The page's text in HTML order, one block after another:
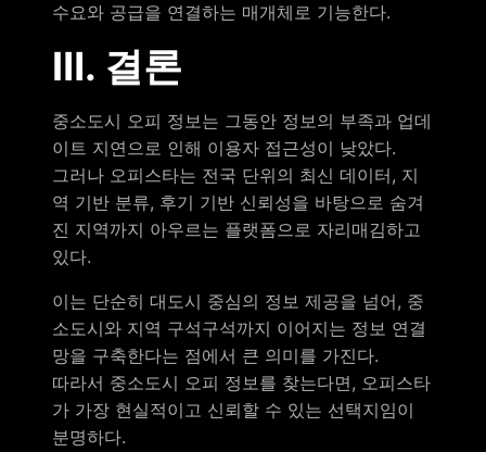
수요와 공급을 연결하는 매개체로 기능한다.
Ⅲ. 결론
중소도시 오피 정보는 그동안 정보의 부족과 업데
이트 지연으로 인해 이용자 접근성이 낮았다.
그러나 오피스타는 전국 단위의 최신 데이터, 지
역 기반 분류, 후기 기반 신뢰성을 바탕으로 숨겨
진 지역까지 아우르는 플랫폼으로 자리매김하고
있다.
이는 단순히 대도시 중심의 정보 제공을 넘어, 중
소도시와 지역 구석구석까지 이어지는 정보 연결
망을 구축한다는 점에서 큰 의미를 가진다.
따라서 중소도시 오피 정보를 찾는다면, 오피스타
가 가장 현실적이고 신뢰할 수 있는 선택지임이
분명하다.